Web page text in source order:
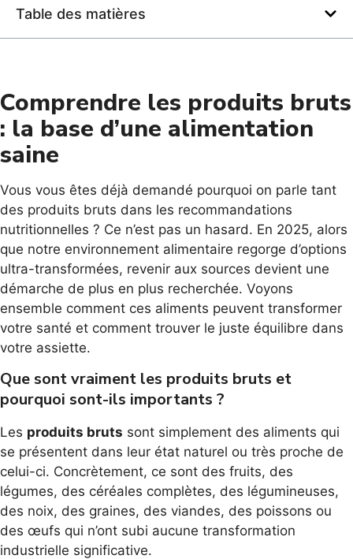
Table des matières
Comprendre les produits bruts
: la base d’une alimentation
saine
Vous vous êtes déjà demandé pourquoi on parle tant
des produits bruts dans les recommandations
nutritionnelles ? Ce n’est pas un hasard. En 2025, alors
que notre environnement alimentaire regorge d’options
ultra-transformées, revenir aux sources devient une
démarche de plus en plus recherchée. Voyons
ensemble comment ces aliments peuvent transformer
votre santé et comment trouver le juste équilibre dans
votre assiette.
Que sont vraiment les produits bruts et
pourquoi sont-ils importants ?
Les produits bruts sont simplement des aliments qui
se présentent dans leur état naturel ou très proche de
celui-ci. Concrètement, ce sont des fruits, des
légumes, des céréales complètes, des légumineuses,
des noix, des graines, des viandes, des poissons ou
des œufs qui n’ont subi aucune transformation
industrielle significative.